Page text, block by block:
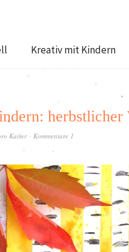
Kreativ mit Kindern
Kaiser Kommentare 1